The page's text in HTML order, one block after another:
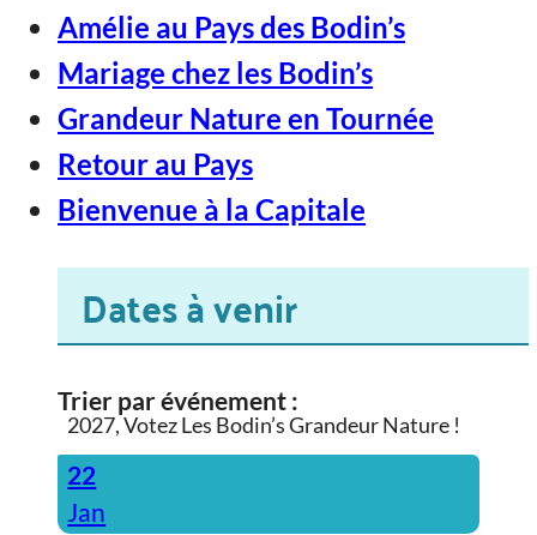
Amélie au Pays des Bodin’s
Mariage chez les Bodin’s
Grandeur Nature en Tournée
Retour au Pays
Bienvenue à la Capitale
Dates à venir
Trier par événement :
2027, Votez Les Bodin’s Grandeur Nature !
22
Jan